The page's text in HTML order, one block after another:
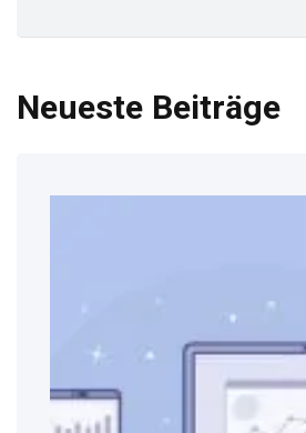
Neueste Beiträge